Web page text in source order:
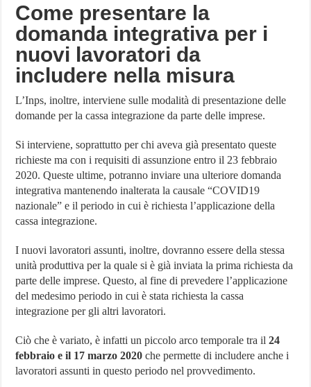
Come presentare la
domanda integrativa per i
nuovi lavoratori da
includere nella misura
L’Inps, inoltre, interviene sulle modalità di presentazione delle
domande per la cassa integrazione da parte delle imprese.
Si interviene, soprattutto per chi aveva già presentato queste
richieste ma con i requisiti di assunzione entro il 23 febbraio
2020. Queste ultime, potranno inviare una ulteriore domanda
integrativa mantenendo inalterata la causale “COVID19
nazionale” e il periodo in cui è richiesta l’applicazione della
cassa integrazione.
I nuovi lavoratori assunti, inoltre, dovranno essere della stessa
unità produttiva per la quale si è già inviata la prima richiesta da
parte delle imprese. Questo, al fine di prevedere l’applicazione
del medesimo periodo in cui è stata richiesta la cassa
integrazione per gli altri lavoratori.
Ciò che è variato, è infatti un piccolo arco temporale tra il24
febbraio e il 17 marzo 2020 che permette di includere anche i
lavoratori assunti in questo periodo nel provvedimento.